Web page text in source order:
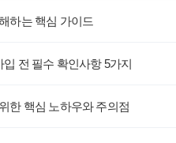
하는 핵심 가이드
전 필수 확인사항 5가지
한 핵심 노하우와 주의점